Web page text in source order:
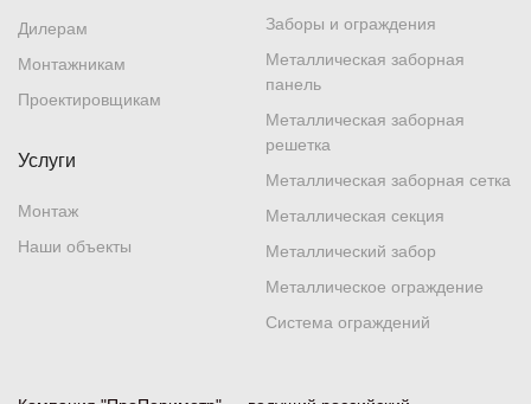
Заборы и ограждения
Металлическая заборная
панель
Металлическая заборная
решетка
Металлическая заборная сетка
Металлическая секция
Металлический забор
Металлическое ограждение
Система ограждений
Дилерам
Монтажникам
Проектировщикам
Услуги
Монтаж
Наши объекты